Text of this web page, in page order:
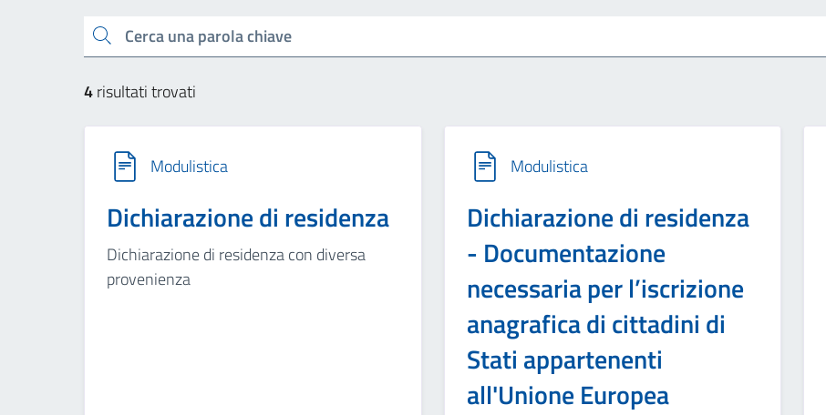
Cerca una parola chiave
4risultati trovati
Modulistica
Dichiarazione di residenza
Dichiarazione di residenza con diversa
provenienza
Modulistica
Dichiarazione di residenza
- Documentazione
necessaria per l’iscrizione
anagrafica di cittadini di
Stati appartenenti
all'Unione Europea